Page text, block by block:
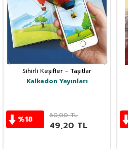
Sihirli Keşifler - Taşıtlar
Kalkedon Yayınları
%18 60,00TL
49,20 TL